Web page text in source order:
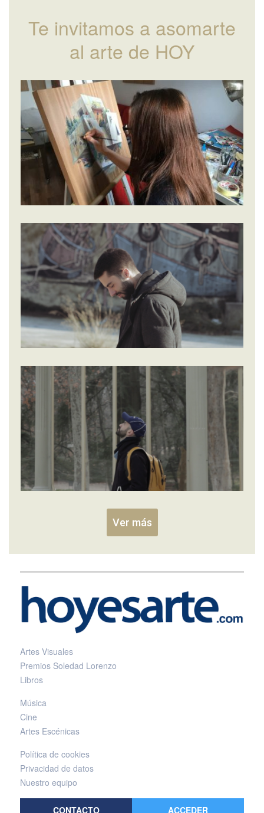
Te invitamos a asomarte
al arte de HOY
Ver más
Artes Visuales
Premios Soledad Lorenzo
Libros
Música
Cine
Artes Escénicas
Política de cookies
Privacidad de datos
Nuestro equipo
CONTACTO ACCEDER